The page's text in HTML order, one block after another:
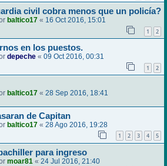
civil cobra menos que un policía?
baltico17 « 16 Oct 2016, 15:01
1 2
en los puestos.
depeche « 09 Oct 2016, 00:31
1 2
baltico17 « 28 Sep 2016, 18:41
de Capitan
baltico17 « 28 Ago 2016, 19:28
1 2 3 4 5
para ingreso
moar81 « 24 Jul 2016, 21:40